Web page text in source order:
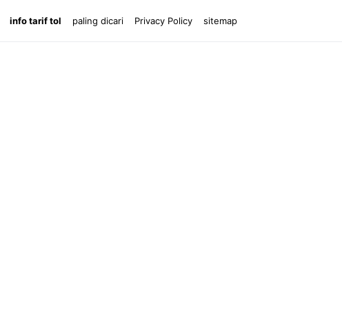
info tarif tol paling dicari Privacy Policy sitemap